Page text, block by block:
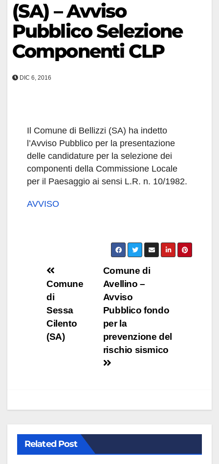
(SA) – Avviso
Pubblico Selezione
Componenti CLP
DIC 6, 2016
Il Comune di Bellizzi (SA) ha indetto
l’Avviso Pubblico per la presentazione
delle candidature per la selezione dei
componenti della Commissione Locale
per il Paesaggio ai sensi L.R. n. 10/1982.
AVVISO
Navigazione
articoli
Comune di
Avellino –
Avviso
Pubblico fondo
per la
prevenzione del
rischio sismico
Comune
di
Sessa
Cilento
(SA)
Related Post